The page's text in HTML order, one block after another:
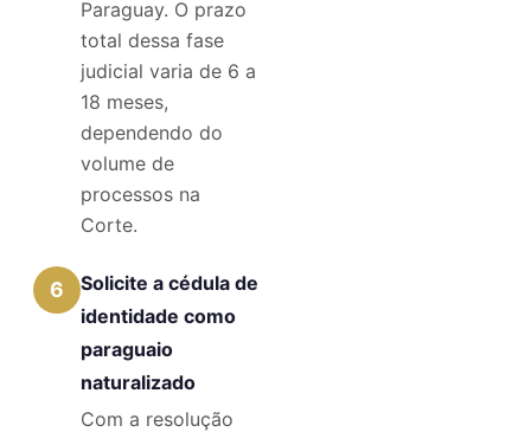
Paraguay. O prazo
total dessa fase
judicial varia de 6 a
18 meses,
dependendo do
volume de
processos na
Corte.
6
Solicite a cédula de
identidade como
paraguaio
naturalizado
Com a resolução